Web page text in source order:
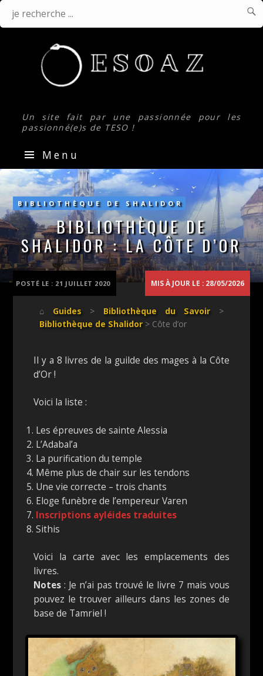
Un site fait par une passionnée pour les
passionné(e)s de TESO !

Menu
Bibliothèque
de
Shalidor
:
La
côte
d’or
BIBLIOTHÈQUE DE SHALIDOR
BIBLIOTHÈQUE DE
SHALIDOR : LA CÔTE D’OR
MIS À JOUR LE : 28/05/2026
⌂ Guides > Bibliothèque du Savoir >
Bibliothèque de Shalidor > Côte d’or
Il y a 8 livres de la guilde des mages à la Côte
d’Or !
Voici la liste :
Les épreuves de sainte Alessia
L’Adabal’a
La purification du temple
Même plus de chair sur les tendons
Une vie correcte – trois chants
Eloge funèbre de l’empereur Varen
Inscriptions ayléides traduites
Sithis
Voici la carte avec les emplacements des
livres.
Notes : Je n’ai pas trouvé le livre 7 mais vous
pouvez le trouver ailleurs dans les zones de
base de Tamriel !
POSTÉ LE : 21 JUILLET 2020